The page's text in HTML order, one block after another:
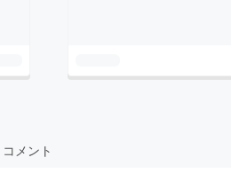
コメント